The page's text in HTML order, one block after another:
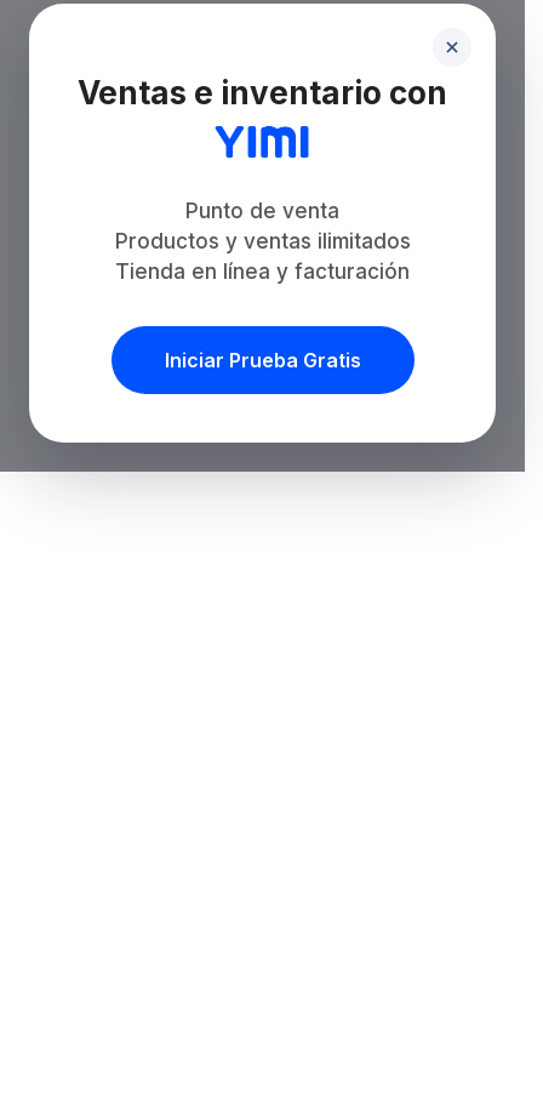
Ventas e inventario con
Punto de venta
Productos y ventas ilimitados
Tienda en línea y facturación
Iniciar Prueba Gratis